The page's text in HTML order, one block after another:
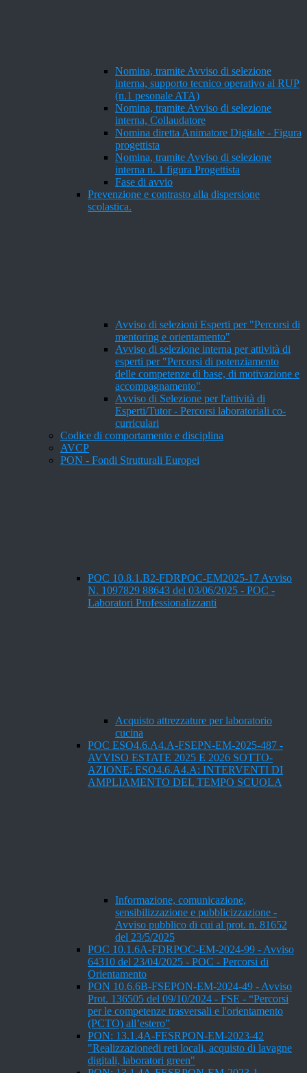
Nomina, tramite Avviso di selezione
interna, supporto tecnico operativo al RUP
(n.1 pesonale ATA)
Nomina, tramite Avviso di selezione
interna, Collaudatore
Nomina diretta Animatore Digitale - Figura
progettista
Nomina, tramite Avviso di selezione
interna n. 1 figura Progettista
Fase di avvio
Prevenzione e contrasto alla dispersione
scolastica.
Avviso di selezioni Esperti per "Percorsi di
mentoring e orientamento"
Avviso di selezione interna per attività di
esperti per "Percorsi di potenziamento
delle competenze di base, di motivazione e
accompagnamento"
Avviso di Selezione per l'attività di
Esperti/Tutor - Percorsi laboratoriali co-
curriculari
Codice di comportamento e disciplina
AVCP
PON - Fondi Strutturali Europei
POC 10.8.1.B2-FDRPOC-EM2025-17 Avviso
N. 1097829 88643 del 03/06/2025 - POC -
Laboratori Professionalizzanti
Acquisto attrezzature per laboratorio
cucina
POC ESO4.6.A4.A-FSEPN-EM-2025-487 -
AVVISO ESTATE 2025 E 2026 SOTTO-
AZIONE: ESO4.6.A4.A: INTERVENTI DI
AMPLIAMENTO DEL TEMPO SCUOLA
Informazione, comunicazione,
sensibilizzazione e pubblicizzazione -
Avviso pubblico di cui al prot. n. 81652
del 23/5/2025
POC 10.1.6A-FDRPOC-EM-2024-99 - Avviso
64310 del 23/04/2025 - POC - Percorsi di
Orientamento
PON 10.6.6B-FSEPON-EM-2024-49 - Avviso
Prot. 136505 del 09/10/2024 - FSE - “Percorsi
per le competenze trasversali e l'orientamento
(PCTO) all’estero”
PON: 13.1.4A-FESRPON-EM-2023-42
"Realizzazionedi reti locali, acquisto di lavagne
digitali, laboratori green"